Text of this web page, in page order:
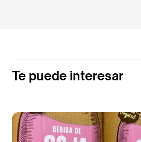
Te puede interesar